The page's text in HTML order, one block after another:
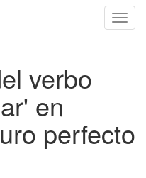
verbo
en
perfecto